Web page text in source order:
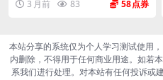
3 月前 83 58
本站分享的系统仅为个人学习测试使用
内删除，不得用于任何商业用途。如若
系我们进行处理。对本站有任何投诉